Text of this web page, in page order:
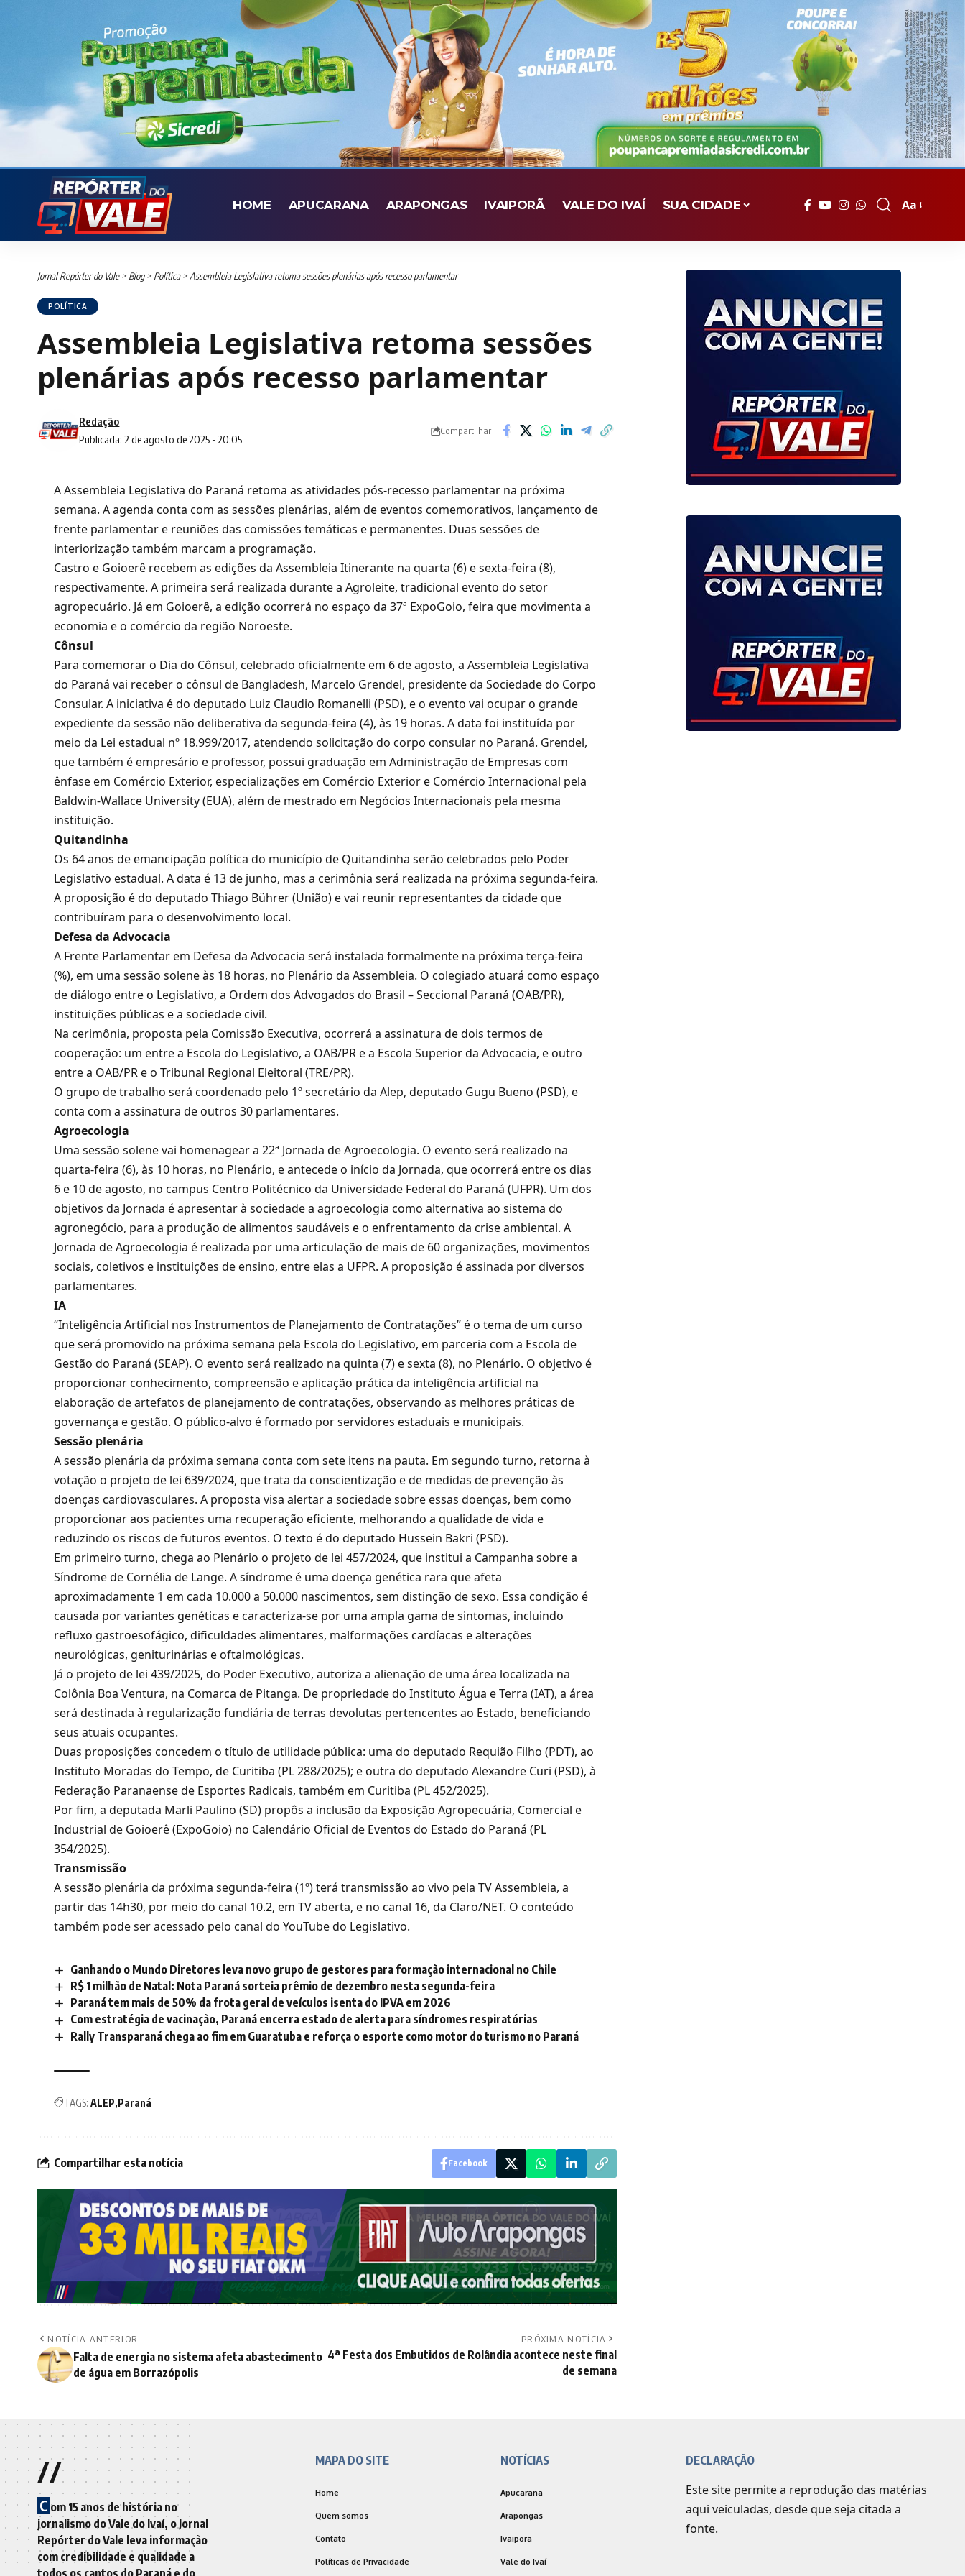
HOME APUCARANA ARAPONGAS IVAIPORÃ VALE DO IVAÍ SUA CIDADE
Font
Aa
Jornal Repórter do Vale> Blog> Política> Assembleia Legislativa retoma sessões plenárias após recesso parlamentar
POLÍTICA
Assembleia Legislativa retoma sessões
plenárias após recesso parlamentar
Publicada: 2 de agosto de 2025 - 20:05
Redação
Compartilhar
A Assembleia Legislativa do Paraná retoma as atividades pós-recesso parlamentar na próxima
semana. A agenda conta com as sessões plenárias, além de eventos comemorativos, lançamento de
frente parlamentar e reuniões das comissões temáticas e permanentes. Duas sessões de
interiorização também marcam a programação.
Castro e Goioerê recebem as edições da Assembleia Itinerante na quarta (6) e sexta-feira (8),
respectivamente. A primeira será realizada durante a Agroleite, tradicional evento do setor
agropecuário. Já em Goioerê, a edição ocorrerá no espaço da 37ª ExpoGoio, feira que movimenta a
economia e o comércio da região Noroeste.
Cônsul
Para comemorar o Dia do Cônsul, celebrado oficialmente em 6 de agosto, a Assembleia Legislativa
do Paraná vai receber o cônsul de Bangladesh, Marcelo Grendel, presidente da Sociedade do Corpo
Consular. A iniciativa é do deputado Luiz Claudio Romanelli (PSD), e o evento vai ocupar o grande
expediente da sessão não deliberativa da segunda-feira (4), às 19 horas. A data foi instituída por
meio da Lei estadual nº 18.999/2017, atendendo solicitação do corpo consular no Paraná. Grendel,
que também é empresário e professor, possui graduação em Administração de Empresas com
ênfase em Comércio Exterior, especializações em Comércio Exterior e Comércio Internacional pela
Baldwin-Wallace University (EUA), além de mestrado em Negócios Internacionais pela mesma
instituição.
Quitandinha
Os 64 anos de emancipação política do município de Quitandinha serão celebrados pelo Poder
Legislativo estadual. A data é 13 de junho, mas a cerimônia será realizada na próxima segunda-feira.
A proposição é do deputado Thiago Bührer (União) e vai reunir representantes da cidade que
contribuíram para o desenvolvimento local.
Defesa da Advocacia
A Frente Parlamentar em Defesa da Advocacia será instalada formalmente na próxima terça-feira
(%), em uma sessão solene às 18 horas, no Plenário da Assembleia. O colegiado atuará como espaço
de diálogo entre o Legislativo, a Ordem dos Advogados do Brasil – Seccional Paraná (OAB/PR),
instituições públicas e a sociedade civil.
Na cerimônia, proposta pela Comissão Executiva, ocorrerá a assinatura de dois termos de
cooperação: um entre a Escola do Legislativo, a OAB/PR e a Escola Superior da Advocacia, e outro
entre a OAB/PR e o Tribunal Regional Eleitoral (TRE/PR).
O grupo de trabalho será coordenado pelo 1º secretário da Alep, deputado Gugu Bueno (PSD), e
conta com a assinatura de outros 30 parlamentares.
Agroecologia
Uma sessão solene vai homenagear a 22ª Jornada de Agroecologia. O evento será realizado na
quarta-feira (6), às 10 horas, no Plenário, e antecede o início da Jornada, que ocorrerá entre os dias
6 e 10 de agosto, no campus Centro Politécnico da Universidade Federal do Paraná (UFPR). Um dos
objetivos da Jornada é apresentar à sociedade a agroecologia como alternativa ao sistema do
agronegócio, para a produção de alimentos saudáveis e o enfrentamento da crise ambiental. A
Jornada de Agroecologia é realizada por uma articulação de mais de 60 organizações, movimentos
sociais, coletivos e instituições de ensino, entre elas a UFPR. A proposição é assinada por diversos
parlamentares.
IA
“Inteligência Artificial nos Instrumentos de Planejamento de Contratações” é o tema de um curso
que será promovido na próxima semana pela Escola do Legislativo, em parceria com a Escola de
Gestão do Paraná (SEAP). O evento será realizado na quinta (7) e sexta (8), no Plenário. O objetivo é
proporcionar conhecimento, compreensão e aplicação prática da inteligência artificial na
elaboração de artefatos de planejamento de contratações, observando as melhores práticas de
governança e gestão. O público-alvo é formado por servidores estaduais e municipais.
Sessão plenária
A sessão plenária da próxima semana conta com sete itens na pauta. Em segundo turno, retorna à
votação o projeto de lei 639/2024, que trata da conscientização e de medidas de prevenção às
doenças cardiovasculares. A proposta visa alertar a sociedade sobre essas doenças, bem como
proporcionar aos pacientes uma recuperação eficiente, melhorando a qualidade de vida e
reduzindo os riscos de futuros eventos. O texto é do deputado Hussein Bakri (PSD).
Em primeiro turno, chega ao Plenário o projeto de lei 457/2024, que institui a Campanha sobre a
Síndrome de Cornélia de Lange. A síndrome é uma doença genética rara que afeta
aproximadamente 1 em cada 10.000 a 50.000 nascimentos, sem distinção de sexo. Essa condição é
causada por variantes genéticas e caracteriza-se por uma ampla gama de sintomas, incluindo
refluxo gastroesofágico, dificuldades alimentares, malformações cardíacas e alterações
neurológicas, geniturinárias e oftalmológicas.
Já o projeto de lei 439/2025, do Poder Executivo, autoriza a alienação de uma área localizada na
Colônia Boa Ventura, na Comarca de Pitanga. De propriedade do Instituto Água e Terra (IAT), a área
será destinada à regularização fundiária de terras devolutas pertencentes ao Estado, beneficiando
seus atuais ocupantes.
Duas proposições concedem o título de utilidade pública: uma do deputado Requião Filho (PDT), ao
Instituto Moradas do Tempo, de Curitiba (PL 288/2025); e outra do deputado Alexandre Curi (PSD), à
Federação Paranaense de Esportes Radicais, também em Curitiba (PL 452/2025).
Por fim, a deputada Marli Paulino (SD) propôs a inclusão da Exposição Agropecuária, Comercial e
Industrial de Goioerê (ExpoGoio) no Calendário Oficial de Eventos do Estado do Paraná (PL
354/2025).
Transmissão
A sessão plenária da próxima segunda-feira (1º) terá transmissão ao vivo pela TV Assembleia, a
partir das 14h30, por meio do canal 10.2, em TV aberta, e no canal 16, da Claro/NET. O conteúdo
também pode ser acessado pelo canal do YouTube do Legislativo.
Ganhando o Mundo Diretores leva novo grupo de gestores para formação internacional no Chile
R$ 1 milhão de Natal: Nota Paraná sorteia prêmio de dezembro nesta segunda-feira
Paraná tem mais de 50% da frota geral de veículos isenta do IPVA em 2026
Com estratégia de vacinação, Paraná encerra estado de alerta para síndromes respiratórias
Rally Transparaná chega ao fim em Guaratuba e reforça o esporte como motor do turismo no Paraná
TAGS: ALEP Paraná
Compartilhar esta notícia Facebook
NOTÍCIA ANTERIOR
Falta de energia no sistema afeta abastecimento
de água em Borrazópolis
PRÓXIMA NOTÍCIA
4ª Festa dos Embutidos de Rolândia acontece neste final
de semana
//
C om 15 anos de história no
jornalismo do Vale do Ivaí, o Jornal
Repórter do Vale leva informação
com credibilidade e qualidade a
MAPA DO SITE
Home
Quem somos
Contato
Políticas de Privacidade
NOTÍCIAS
Apucarana
Arapongas
Ivaiporã
Vale do Ivaí
DECLARAÇÃO
Este site permite a reprodução das matérias
aqui veiculadas, desde que seja citada a
fonte.